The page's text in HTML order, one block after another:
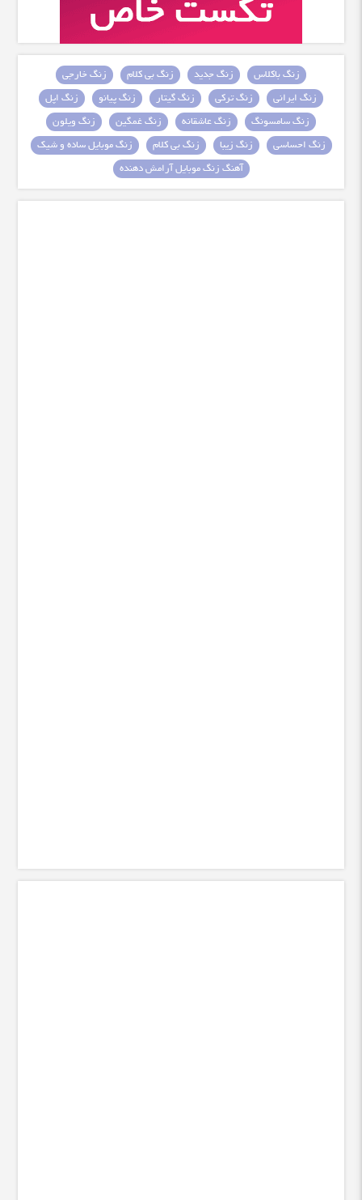
زنگ باکلاس زنگ جدید زنگ بی کلام
زنگ خارجی
زنگ ایرانی
زنگ ترکی زنگ گیتار زنگ پیانو
زنگ اپل
زنگ سامسونگ
زنگ عاشقانه زنگ غمگین
زنگ ویلون
زنگ احساسی
زنگ زیبا زنگ بی کلام
زنگ موبایل ساده و شیک
آهنگ زنگ موبایل آرامش دهنده